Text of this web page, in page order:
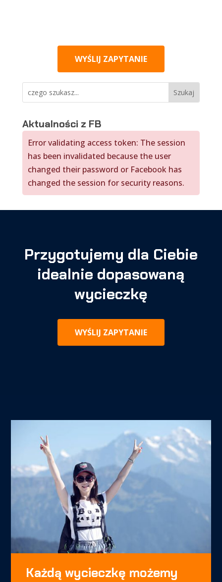
WYŚLIJ ZAPYTANIE
Aktualności z FB
Error validating access token: The session
has been invalidated because the user
changed their password or Facebook has
changed the session for security reasons.
Przygotujemy dla Ciebie
idealnie dopasowaną
wycieczkę
WYŚLIJ ZAPYTANIE
Każdą wycieczkę możemy